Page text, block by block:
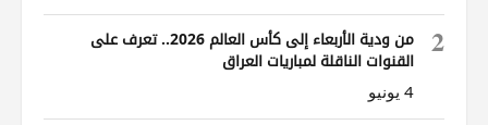
2
من ودية الأربعاء إلى كأس العالم 2026.. تعرف على
القنوات الناقلة لمباريات العراق
4 يونيو